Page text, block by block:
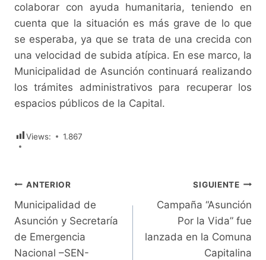
colaborar con ayuda humanitaria, teniendo en
cuenta que la situación es más grave de lo que
se esperaba, ya que se trata de una crecida con
una velocidad de subida atípica. En ese marco, la
Municipalidad de Asunción continuará realizando
los trámites administrativos para recuperar los
espacios públicos de la Capital.
Views: 1.867
Navegación
de
entradas
ANTERIOR
Municipalidad de
Asunción y Secretaría
de Emergencia
Nacional –SEN-
SIGUIENTE
Campaña “Asunción
Por la Vida” fue
lanzada en la Comuna
Capitalina